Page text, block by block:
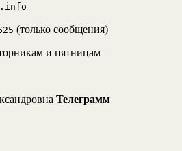
(только сообщения)
и пятницам
Телеграмм